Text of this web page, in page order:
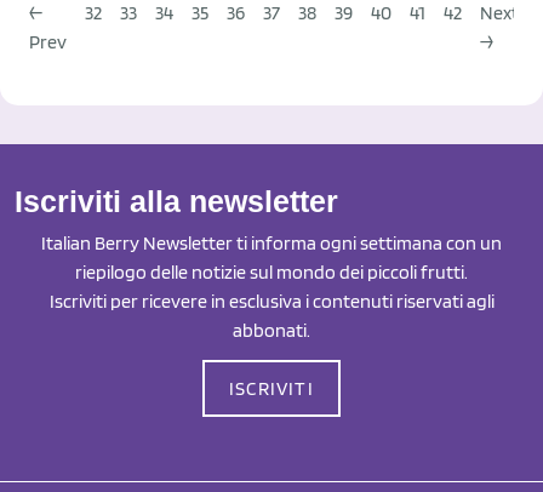
←
Prev
32 33 34 35 36 37 38 39 40 41 42
Next
→
Iscriviti alla newsletter
Italian Berry Newsletter ti informa ogni settimana con un
riepilogo delle notizie sul mondo dei piccoli frutti.
Iscriviti per ricevere in esclusiva i contenuti riservati agli
abbonati.
ISCRIVITI